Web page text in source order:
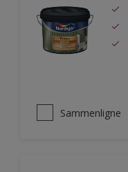
Sammenligne